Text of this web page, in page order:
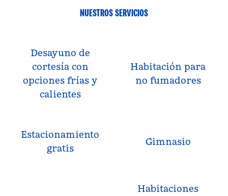
NUESTROS SERVICIOS
Desayuno de
cortesía con
opciones frías y
calientes
Habitación para
no fumadores
Estacionamiento
gratis
Gimnasio
Habitaciones